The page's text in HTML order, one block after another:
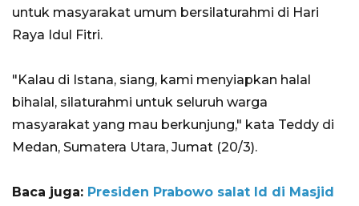
untuk masyarakat umum bersilaturahmi di Hari
Raya Idul Fitri.
"Kalau di Istana, siang, kami menyiapkan halal
bihalal, silaturahmi untuk seluruh warga
masyarakat yang mau berkunjung," kata Teddy di
Medan, Sumatera Utara, Jumat (20/3).
Baca juga: Presiden Prabowo salat Id di Masjid